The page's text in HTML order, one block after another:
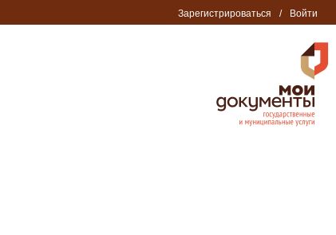
Зарегистрироваться / Войти